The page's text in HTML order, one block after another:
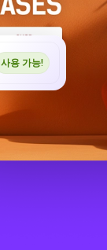
사용 가능!